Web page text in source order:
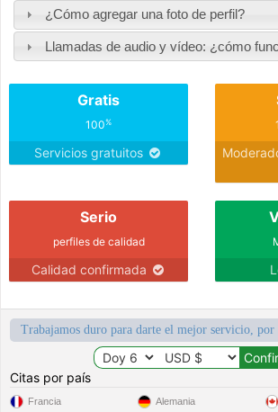
¿Cómo agregar una foto de perfil?
Llamadas de audio y vídeo: ¿cómo
Gratis
100%
Servicios gratuitos
Serio
perfiles de calidad
Calidad confirmada
Trabajamos duro para darte el mejor servicio,
Citas por país
Francia Alemania